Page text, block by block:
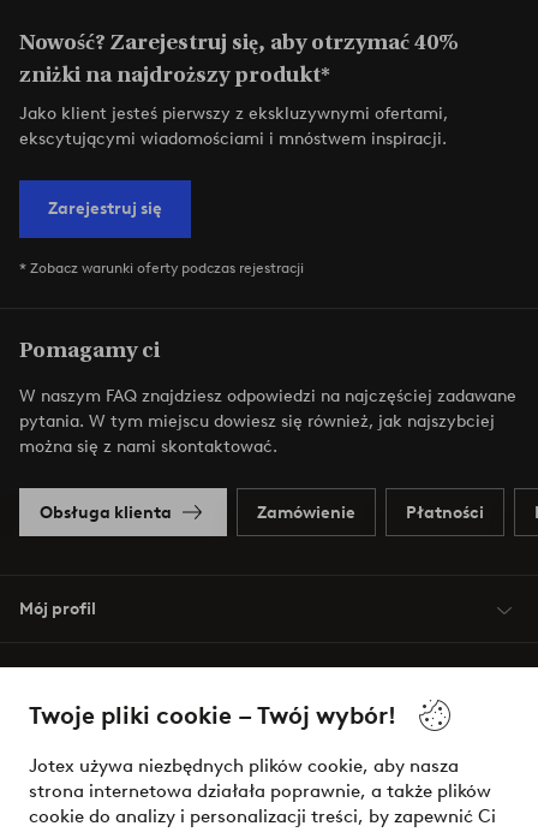
Twoje pliki cookie – Twój wybór!
Jotex używa niezbędnych plików cookie, aby nasza
strona internetowa działała poprawnie, a także plików
cookie do analizy i personalizacji treści, by zapewnić Ci
Nowość? Zarejestruj się, aby otrzymać 40%
zniżki na najdroższy produkt*
Jako klient jesteś pierwszy z ekskluzywnymi ofertami,
ekscytującymi wiadomościami i mnóstwem inspiracji.
Zarejestruj się
* Zobacz warunki oferty podczas rejestracji
Pomagamy ci
W naszym FAQ znajdziesz odpowiedzi na najczęściej zadawane
pytania. W tym miejscu dowiesz się również, jak najszybciej
można się z nami skontaktować.
Obsługa klienta Zamówienie Płatności
Mój profil
Warunki